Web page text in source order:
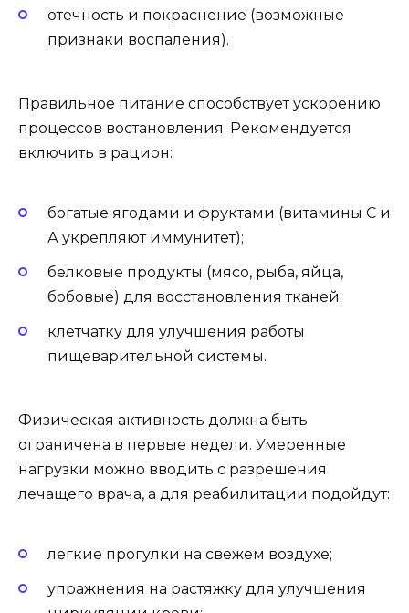
отечность и покраснение (возможные
признаки воспаления).
Правильное питание способствует ускорению
процессов востановления. Рекомендуется
включить в рацион:
богатые ягодами и фруктами (витамины С и
А укрепляют иммунитет);
белковые продукты (мясо, рыба, яйца,
бобовые) для восстановления тканей;
клетчатку для улучшения работы
пищеварительной системы.
Физическая активность должна быть
ограничена в первые недели. Умеренные
нагрузки можно вводить с разрешения
лечащего врача, а для реабилитации подойдут:
легкие прогулки на свежем воздухе;
упражнения на растяжку для улучшения